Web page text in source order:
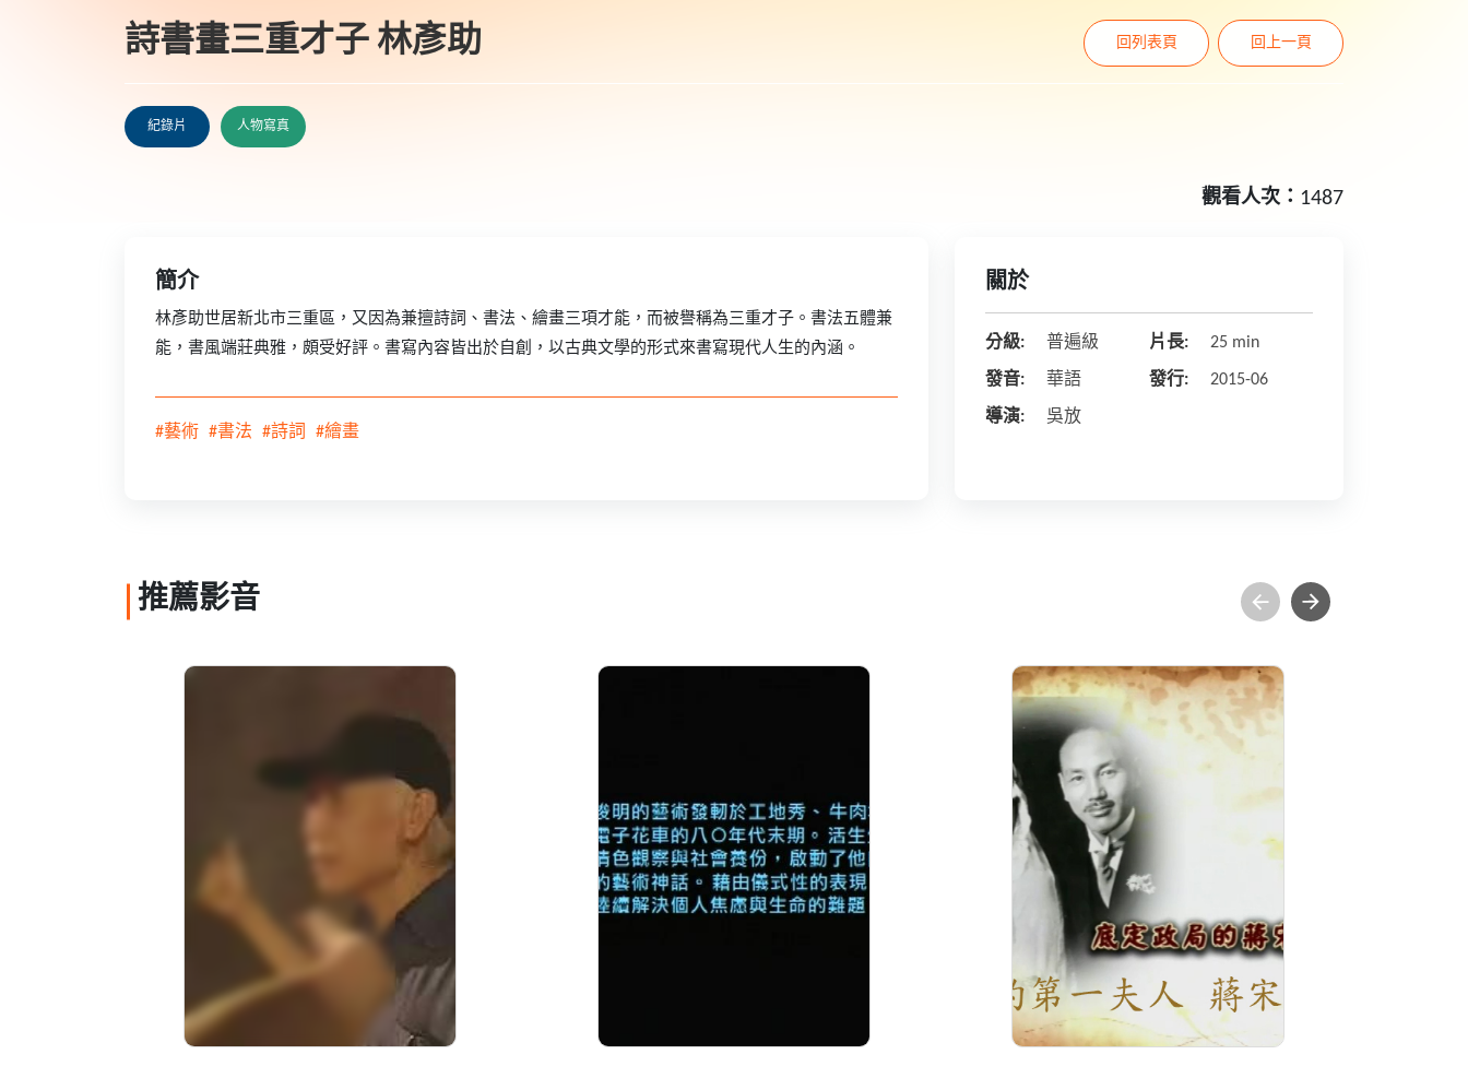
詩書畫三重才子 林彥助 回列表頁 回上一頁
紀錄片 人物寫真
觀看人次： 1487
簡介
林彥助世居新北市三重區，又因為兼擅詩詞、書法、繪畫三項才能，而被譽稱為三重才子。書法五體兼
能，書風端莊典雅，頗受好評。書寫內容皆出於自創，以古典文學的形式來書寫現代人生的內涵。
#藝術 #書法 #詩詞 #繪畫
關於
分級: 普遍級 片長: 25 min
發音: 華語 發行: 2015-06
導演: 吳放
推薦影音
導演: 邱顯忠,曹文傑
發音: 華語
發行: 2002-12
導演: 黃明川電影視訊有限公司,黃
明川
永遠的第一夫人-蔣宋美
齡 : 2.底定政局的蔣氏
聯姻
分級: 普遍級
片長: 19 min
發音: 華語
發行: 2013-01
導演: 拉娃谷幸